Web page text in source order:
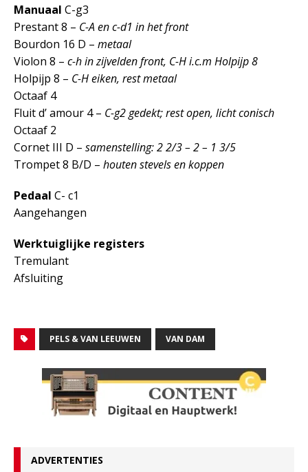
Manuaal C-g3
Prestant 8 – C-A en c-d1 in het front
Bourdon 16 D – metaal
Violon 8 – c-h in zijvelden front, C-H i.c.m Holpijp 8
Holpijp 8 – C-H eiken, rest metaal
Octaaf 4
Fluit d’ amour 4 – C-g2 gedekt; rest open, licht conisch
Octaaf 2
Cornet III D – samenstelling: 2 2/3 – 2 – 1 3/5
Trompet 8 B/D – houten stevels en koppen
Pedaal C- c1
Aangehangen
Werktuiglijke registers
Tremulant
Afsluiting
PELS & VAN LEEUWEN VAN DAM
ADVERTENTIES